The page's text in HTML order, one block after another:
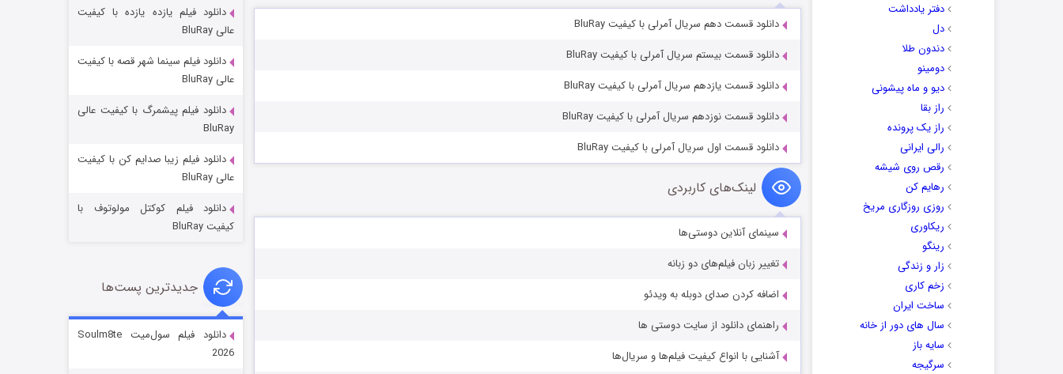
دفتر یادداشت
دل
دندون طلا
دومینو
دیو و ماه پیشونی
راز بقا
راز یک پرونده
رالی ایرانی
رقص روی شیشه
رهایم کن
روزی روزگاری مریخ
ریکاوری
رینگو
زار و زندگی
زخم کاری
ساخت ایران
سال های دور از خانه
سایه باز
سرگیجه
دانلود قسمت دهم سریال آمرلی با کیفیت BluRay
دانلود قسمت بیستم سریال آمرلی با کیفیت BluRay
دانلود قسمت یازدهم سریال آمرلی با کیفیت BluRay
دانلود قسمت نوزدهم سریال آمرلی با کیفیت BluRay
دانلود قسمت اول سریال آمرلی با کیفیت BluRay
لینک‌های کاربردی
سینمای آنلاین دوستی‌ها
تغییر زبان فیلم‌های دو زبانه
اضافه کردن صدای دوبله به ویدئو
راهنمای دانلود از سایت دوستی ها
آشنایی با انواع کیفیت فیلم‌ها و سریال‌ها
جادوگری در مغولستان
دانلود فیلم یازده یازده با کیفیت
عالی BluRay
دانلود فیلم سینما شهر قصه با کیفیت
عالی BluRay
دانلود فیلم پیشمرگ با کیفیت عالی
BluRay
دانلود فیلم زیبا صدایم کن با کیفیت
عالی BluRay
دانلود فیلم کوکتل مولوتوف با
کیفیت BluRay
جدیدترین پست‌ها
دانلود فیلم سول‌میت Soulm8te
2026